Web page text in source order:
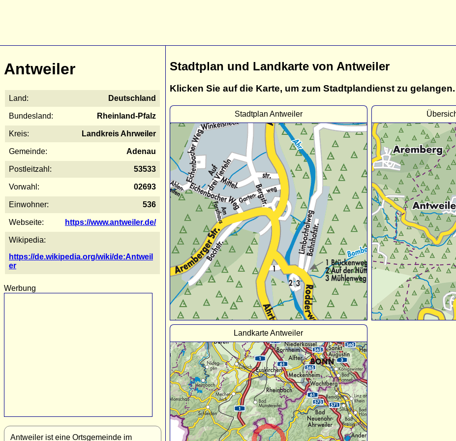
Antweiler
Land: Deutschland
Bundesland: Rheinland-Pfalz
Kreis: Landkreis Ahrweiler
Gemeinde: Adenau
Postleitzahl: 53533
Vorwahl: 02693
Einwohner: 536
Webseite: https://www.antweiler.de/
Wikipedia:
https://de.wikipedia.org/wiki/de:Antweil
er
Werbung
Antweiler ist eine Ortsgemeinde im
Stadtplan und Landkarte von Antweiler
Klicken Sie auf die Karte, um zum Stadtplandienst zu gelangen.
Stadtplan Antweiler
Landkarte Antweiler